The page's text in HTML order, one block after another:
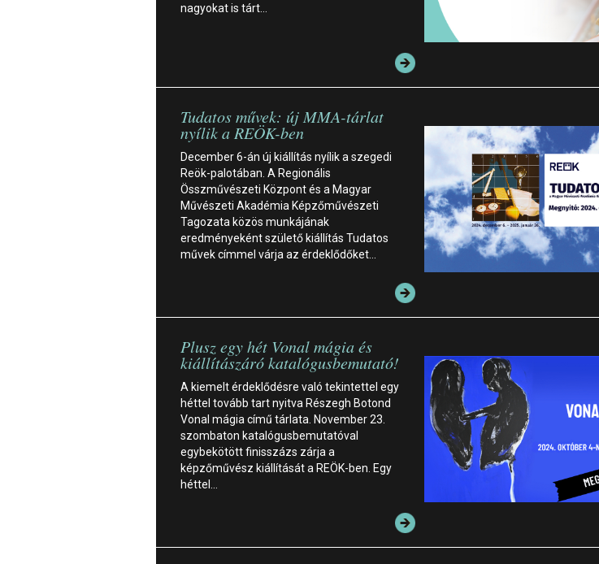
nagyokat is tárt…
Tudatos művek: új MMA-tárlat
nyílik a REÖK-ben
December 6-án új kiállítás nyílik a szegedi
Reök-palotában. A Regionális
Összművészeti Központ és a Magyar
Művészeti Akadémia Képzőművészeti
Tagozata közös munkájának
eredményeként születő kiállítás Tudatos
művek címmel várja az érdeklődőket…
Plusz egy hét Vonal mágia és
kiállítászáró katalógusbemutató!
A kiemelt érdeklődésre való tekintettel egy
héttel tovább tart nyitva Részegh Botond
Vonal mágia című tárlata. November 23.
szombaton katalógusbemutatóval
egybekötött finisszázs zárja a
képzőművész kiállítását a REÖK-ben. Egy
héttel…